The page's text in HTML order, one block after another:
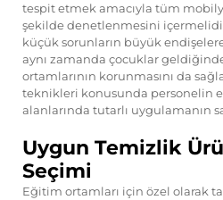
tespit etmek amacıyla tüm
şekilde denetlenmesini
küçük sorunların büyük
aynı zamanda çocuklar
ortamlarının korunmasını da
teknikleri konusunda personelin
alanlarında tutarlı uygulamanın
Uygun Temizlik
Seçimi
Eğitim ortamları için özel olarak